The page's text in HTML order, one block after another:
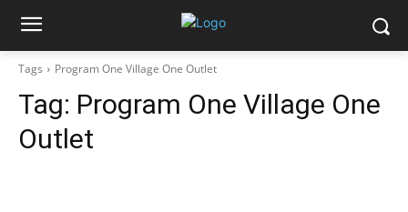
Tags Program One Village One Outlet
Tag: Program One Village One
Outlet